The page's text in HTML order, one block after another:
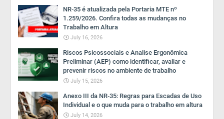
NR-35 é atualizada pela Portaria MTE nº
1.259/2026. Confira todas as mudanças no
Trabalho em Altura
July 16, 2026
Riscos Psicossociais e Analise Ergonômica
Preliminar (AEP) como identificar, avaliar e
prevenir riscos no ambiente de trabalho
July 15, 2026
Anexo III da NR‑35: Regras para Escadas de Uso
Individual e o que muda para o trabalho em altura
July 14, 2026